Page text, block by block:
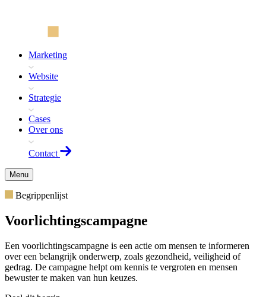
Marketing
Website
Strategie
Cases
Over ons
Contact
Menu
Begrippenlijst
Voorlichtingscampagne
Een voorlichtingscampagne is een actie om mensen te informeren
over een belangrijk onderwerp, zoals gezondheid, veiligheid of
gedrag. De campagne helpt om kennis te vergroten en mensen
bewuster te maken van hun keuzes.